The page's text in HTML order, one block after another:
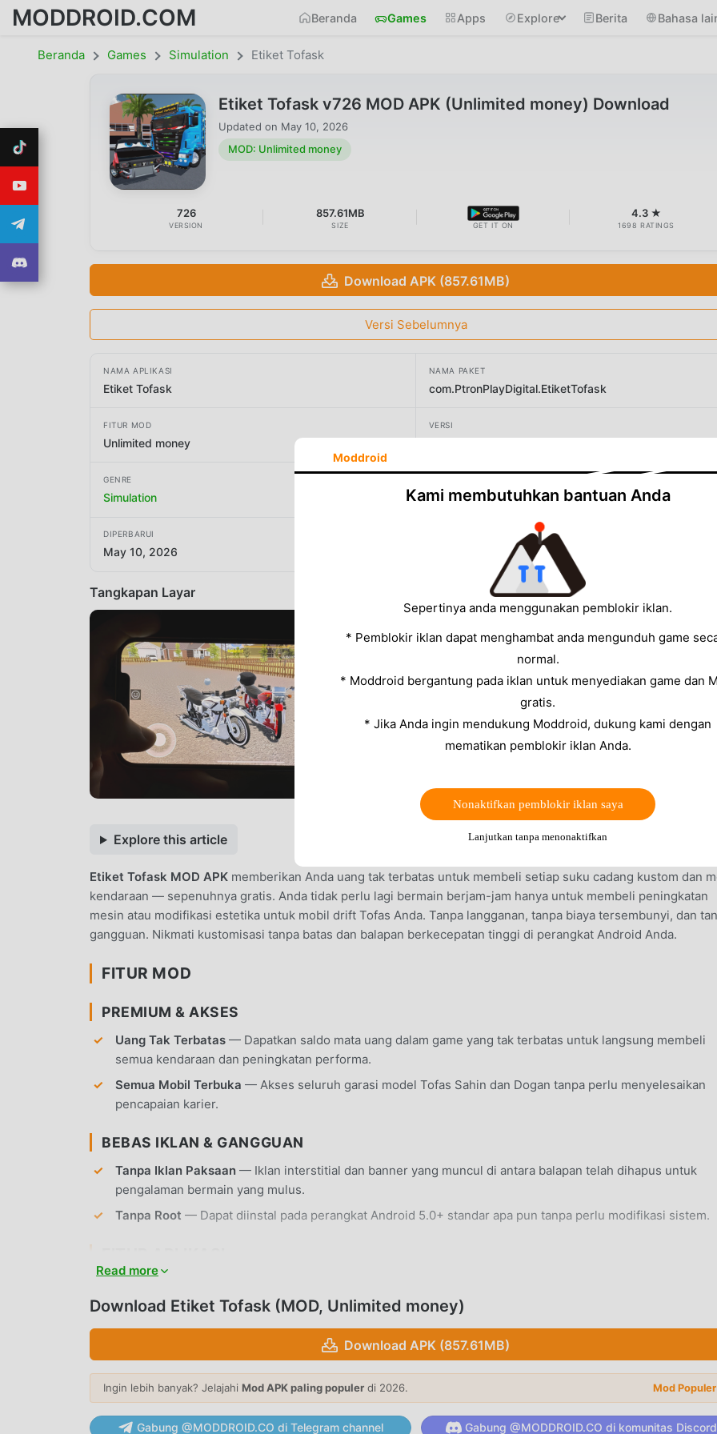
MODDROID.COM Beranda Games Apps Explore Berita Bahasa
Beranda Games Simulation Etiket Tofask
Etiket Tofask v726 MOD APK (Unlimited money) Download
Updated on May 10, 2026
MOD: Unlimited money
726
VERSION
857.61MB
SIZE GET IT ON
4.3 ★
1698 RATINGS
Download APK (857.61MB)
Versi Sebelumnya
NAMA APLIKASI
Etiket Tofask
NAMA PAKET
com.PtronPlayDigital.EtiketTofask
FITUR MOD
Unlimited money
VERSI
GENRE
Simulation PtronPlay Digital
DIPERBARUI
May 10, 2026
Tangkapan Layar
Explore this article
Etiket Tofask MOD APK memberikan Anda uang tak terbatas untuk membeli setiap suku cadang kustom dan
kendaraan — sepenuhnya gratis. Anda tidak perlu lagi bermain berjam-jam hanya untuk membeli peningkatan
mesin atau modifikasi estetika untuk mobil drift Tofas Anda. Tanpa langganan, tanpa biaya tersembunyi, dan
gangguan. Nikmati kustomisasi tanpa batas dan balapan berkecepatan tinggi di perangkat Android Anda.
FITUR MOD
PREMIUM & AKSES
Uang Tak Terbatas — Dapatkan saldo mata uang dalam game yang tak terbatas untuk langsung membeli
semua kendaraan dan peningkatan performa.
Semua Mobil Terbuka — Akses seluruh garasi model Tofas Sahin dan Dogan tanpa perlu menyelesaikan
pencapaian karier.
BEBAS IKLAN & GANGGUAN
Tanpa Iklan Paksaan — Iklan interstitial dan banner yang muncul di antara balapan telah dihapus untuk
pengalaman bermain yang mulus.
Tanpa Root — Dapat diinstal pada perangkat Android 5.0+ standar apa pun tanpa perlu modifikasi sistem.
Tuning Performa— Tingkatkan mesin, suspensi, dan sistem knalpot untuk meningkatkan kecepatan
dan kemampuan kendali.
DRIFT & BALAPAN
Read more
Download Etiket Tofask (MOD, Unlimited money)
Download APK (857.61MB)
Ingin lebih banyak? Jelajahi Mod APK paling populer di 2026. Mod
Gabung @MODDROID.CO di Telegram channel Gabung @MODDROID.CO di komunitas Discord
Moddroid
Kami membutuhkan bantuan Anda
Sepertinya anda menggunakan pemblokir iklan.
* Pemblokir iklan dapat menghambat anda mengunduh game
normal.
* Moddroid bergantung pada iklan untuk menyediakan game dan
gratis.
* Jika Anda ingin mendukung Moddroid, dukung kami dengan
mematikan pemblokir iklan Anda.
Nonaktifkan pemblokir iklan saya
Lanjutkan tanpa menonaktifkan